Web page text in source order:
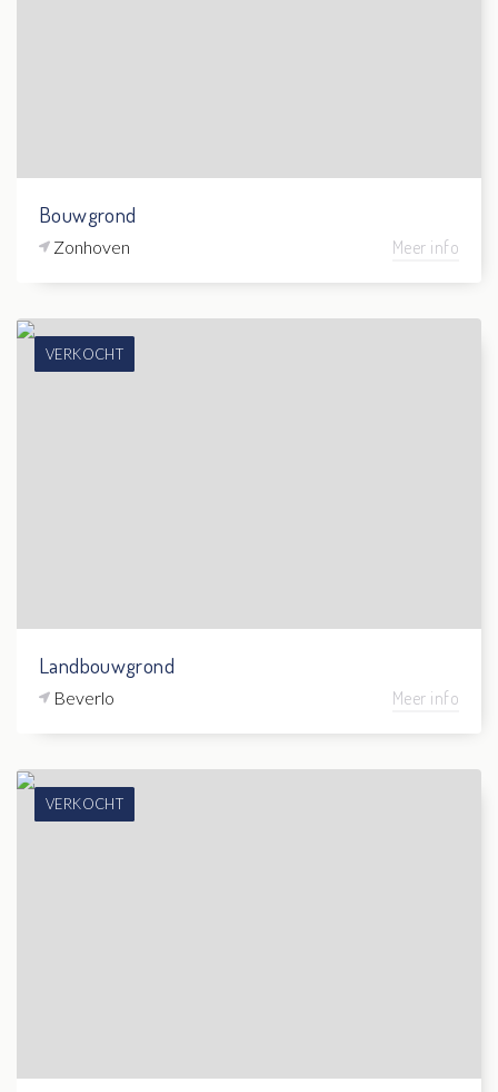
Bouwgrond
Zonhoven Meer info
VERKOCHT
Landbouwgrond
Beverlo Meer info
VERKOCHT